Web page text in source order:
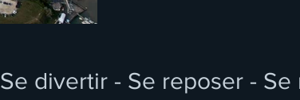
Se divertir - Se reposer - Se